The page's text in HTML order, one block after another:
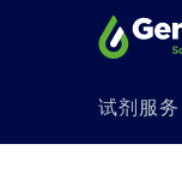
试剂服务